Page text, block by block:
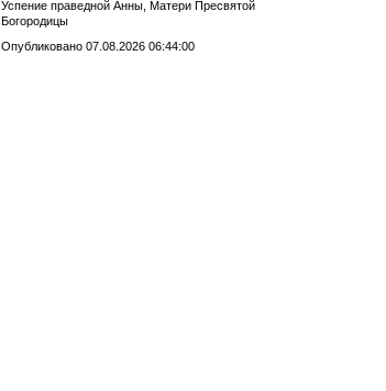
Успение праведной Анны, Матери Пресвятой
Богородицы
Опубликовано 07.08.2026 06:44:00